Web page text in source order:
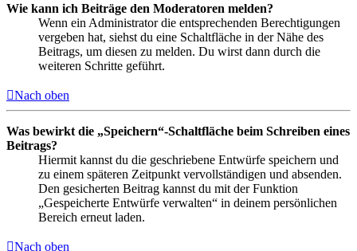
Wie kann ich Beiträge den Moderatoren melden?
Wenn ein Administrator die entsprechenden Berechtigungen
vergeben hat, siehst du eine Schaltfläche in der Nähe des
Beitrags, um diesen zu melden. Du wirst dann durch die
weiteren Schritte geführt.
Nach oben
Was bewirkt die „Speichern“-Schaltfläche beim Schreiben eines
Beitrags?
Hiermit kannst du die geschriebene Entwürfe speichern und
zu einem späteren Zeitpunkt vervollständigen und absenden.
Den gesicherten Beitrag kannst du mit der Funktion
„Gespeicherte Entwürfe verwalten“ in deinem persönlichen
Bereich erneut laden.
Nach oben